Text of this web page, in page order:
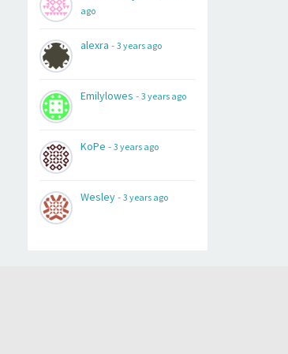
ago
alexra - 3 years ago
Emilylowes - 3 years ago
KoPe - 3 years ago
Wesley- 3 years ago